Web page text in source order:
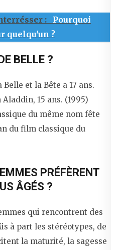
:
Pourquoi
quelqu'un ?
BELLE ?
Belle et la Bête a 17 ans.
15 ans. (1995)
du même nom fête
du film classique du
PRÉFÈRENT
ÂGÉS ?
qui rencontrent des
à part les stéréotypes, de
la maturité, la sagesse